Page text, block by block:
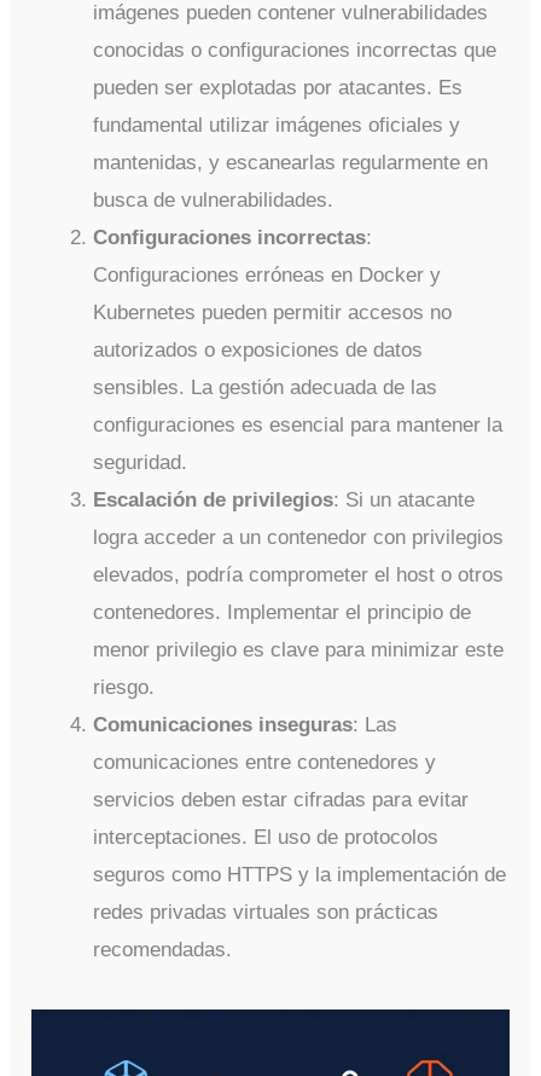
imágenes pueden contener vulnerabilidades
conocidas o configuraciones incorrectas que
pueden ser explotadas por atacantes. Es
fundamental utilizar imágenes oficiales y
mantenidas, y escanearlas regularmente en
busca de vulnerabilidades.
Configuraciones incorrectas:
Configuraciones erróneas en Docker y
Kubernetes pueden permitir accesos no
autorizados o exposiciones de datos
sensibles. La gestión adecuada de las
configuraciones es esencial para mantener la
seguridad.
Escalación de privilegios: Si un atacante
logra acceder a un contenedor con privilegios
elevados, podría comprometer el host o otros
contenedores. Implementar el principio de
menor privilegio es clave para minimizar este
riesgo.
Comunicaciones inseguras: Las
comunicaciones entre contenedores y
servicios deben estar cifradas para evitar
interceptaciones. El uso de protocolos
seguros como HTTPS y la implementación de
redes privadas virtuales son prácticas
recomendadas.